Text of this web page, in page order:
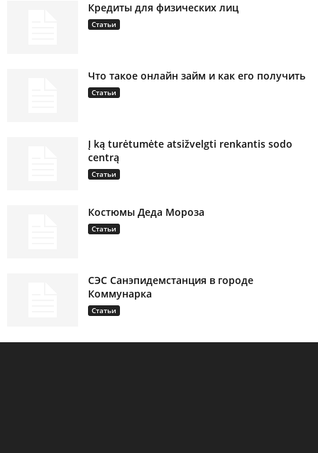
Кредиты для физических лиц
Статьи
Что такое онлайн займ и как его получить
Статьи
Į ką turėtumėte atsižvelgti renkantis sodo
centrą
Статьи
Костюмы Деда Мороза
Статьи
СЭС Санэпидемстанция в городе
Коммунарка
Статьи